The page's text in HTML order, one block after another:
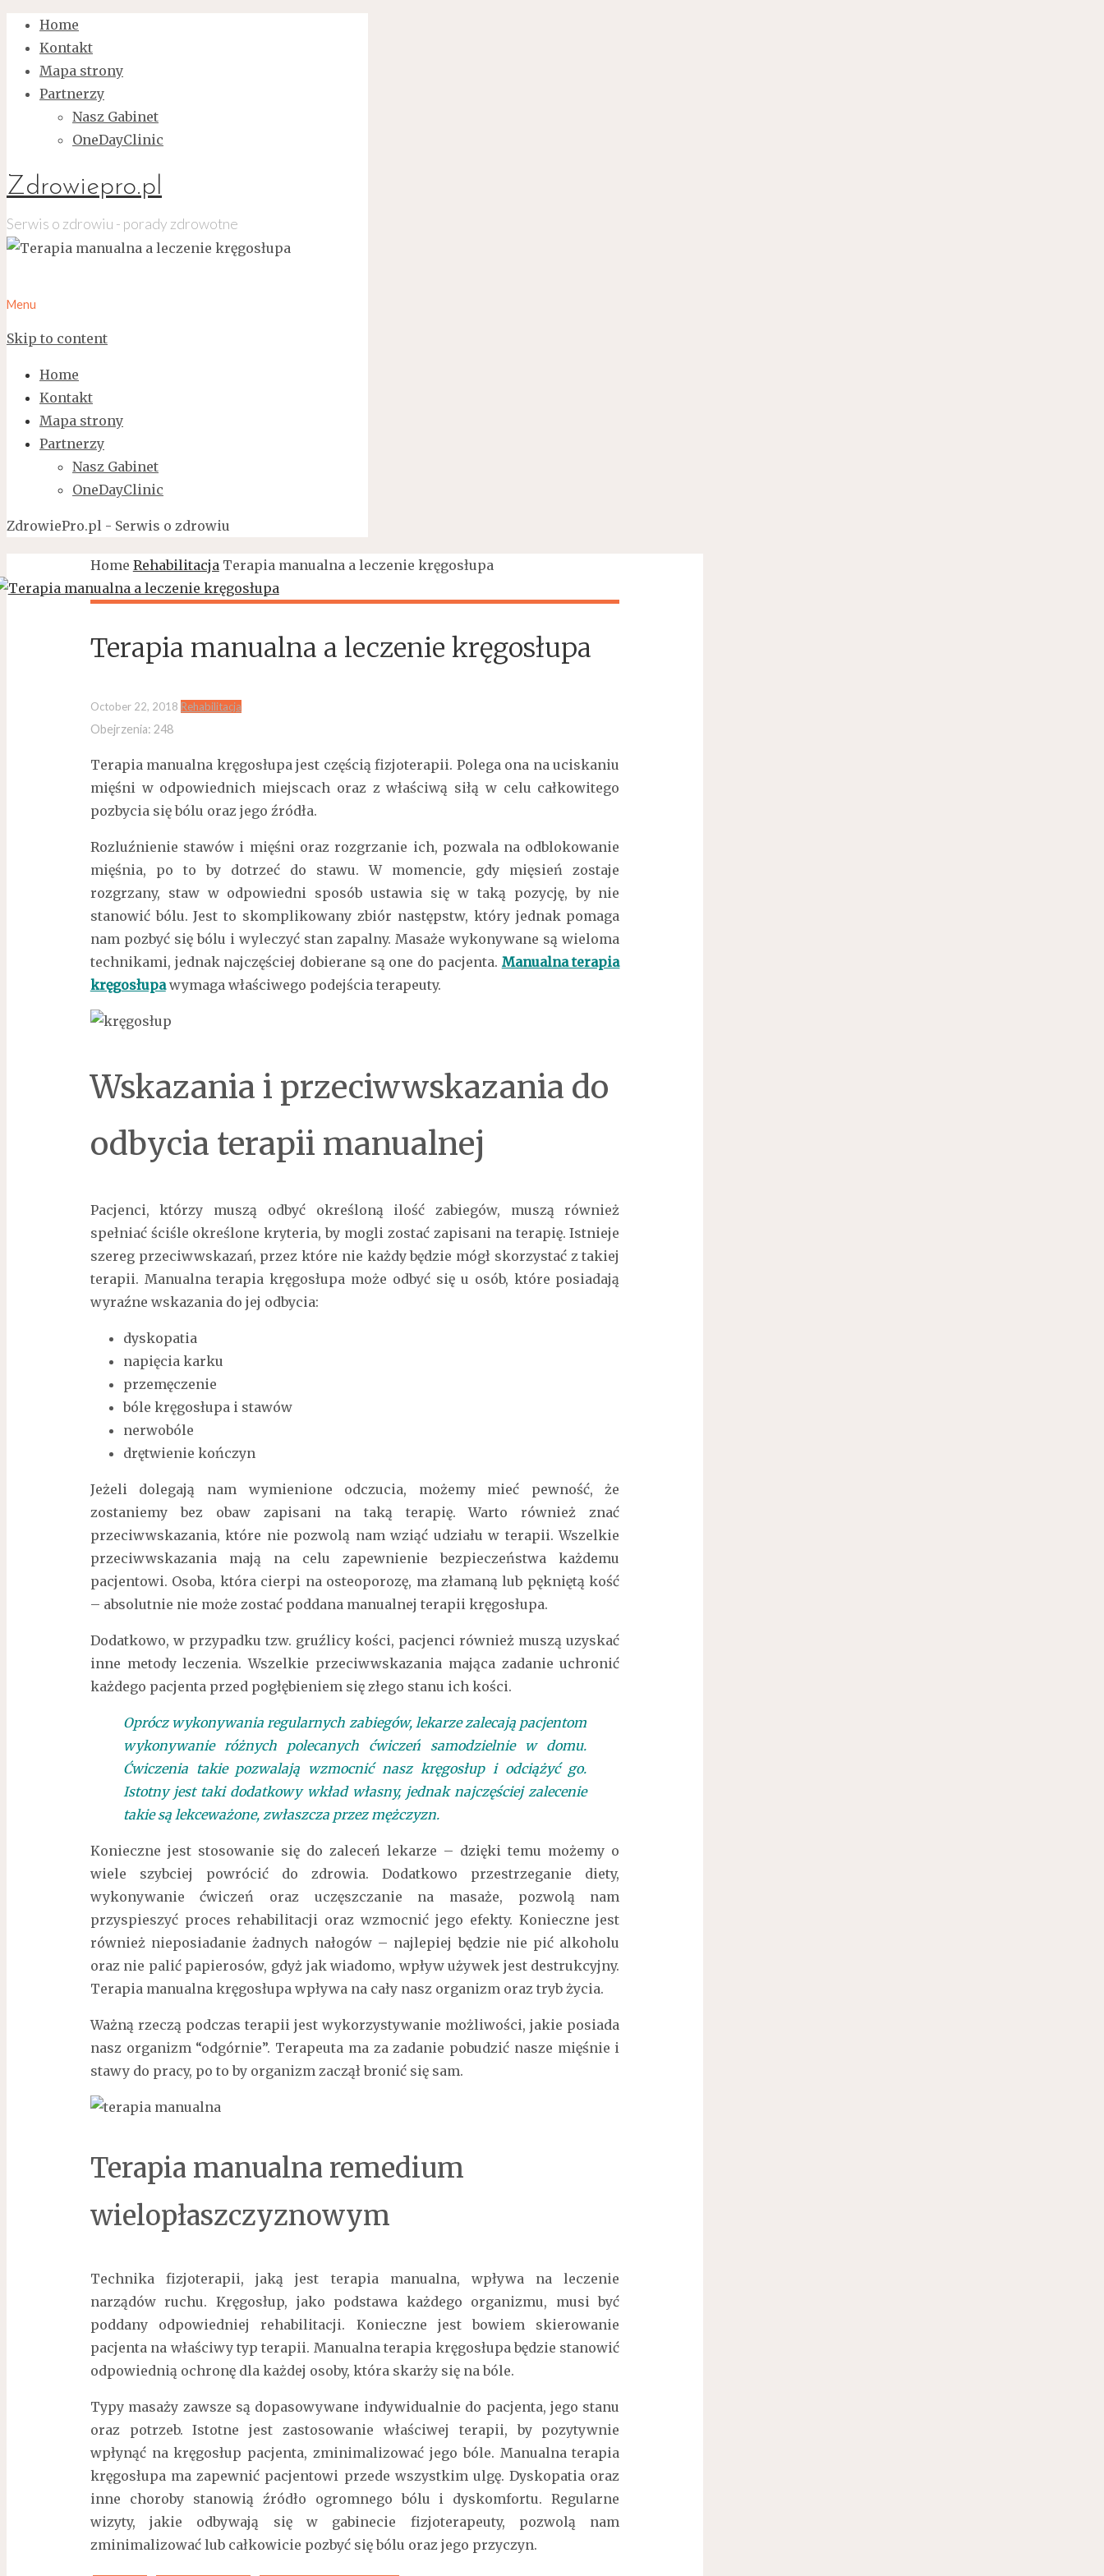
Home
Kontakt
Mapa strony
Partnerzy
Nasz Gabinet
OneDayClinic
Zdrowiepro.pl
Serwis o zdrowiu - porady zdrowotne
Menu
Skip to content
Home
Kontakt
Mapa strony
Partnerzy
Nasz Gabinet
OneDayClinic
ZdrowiePro.pl - Serwis o zdrowiu
Home Rehabilitacja Terapia manualna a leczenie kręgosłupa
Terapia manualna a leczenie kręgosłupa
October 22, 2018 Rehabilitacja
Obejrzenia: 248
Terapia manualna kręgosłupa jest częścią fizjoterapii. Polega ona na uciskaniu
mięśni w odpowiednich miejscach oraz z właściwą siłą w celu całkowitego
pozbycia się bólu oraz jego źródła.
Rozluźnienie stawów i mięśni oraz rozgrzanie ich, pozwala na odblokowanie
mięśnia, po to by dotrzeć do stawu. W momencie, gdy mięsień zostaje
rozgrzany, staw w odpowiedni sposób ustawia się w taką pozycję, by nie
stanowić bólu. Jest to skomplikowany zbiór następstw, który jednak pomaga
nam pozbyć się bólu i wyleczyć stan zapalny. Masaże wykonywane są wieloma
technikami, jednak najczęściej dobierane są one do pacjenta. Manualna terapia
kręgosłupawymaga właściwego podejścia terapeuty.
Wskazania i przeciwwskazania do
odbycia terapii manualnej
Pacjenci, którzy muszą odbyć określoną ilość zabiegów, muszą również
spełniać ściśle określone kryteria, by mogli zostać zapisani na terapię. Istnieje
szereg przeciwwskazań, przez które nie każdy będzie mógł skorzystać z takiej
terapii. Manualna terapia kręgosłupa może odbyć się u osób, które posiadają
wyraźne wskazania do jej odbycia:
dyskopatia
napięcia karku
przemęczenie
bóle kręgosłupa i stawów
nerwobóle
drętwienie kończyn
Jeżeli dolegają nam wymienione odczucia, możemy mieć pewność, że
zostaniemy bez obaw zapisani na taką terapię. Warto również znać
przeciwwskazania, które nie pozwolą nam wziąć udziału w terapii. Wszelkie
przeciwwskazania mają na celu zapewnienie bezpieczeństwa każdemu
pacjentowi. Osoba, która cierpi na osteoporozę, ma złamaną lub pękniętą kość
– absolutnie nie może zostać poddana manualnej terapii kręgosłupa.
Dodatkowo, w przypadku tzw. gruźlicy kości, pacjenci również muszą uzyskać
inne metody leczenia. Wszelkie przeciwwskazania mająca zadanie uchronić
każdego pacjenta przed pogłębieniem się złego stanu ich kości.
Oprócz wykonywania regularnych zabiegów, lekarze zalecają pacjentom
wykonywanie różnych polecanych ćwiczeń samodzielnie w domu.
Ćwiczenia takie pozwalają wzmocnić nasz kręgosłup i odciążyć go.
Istotny jest taki dodatkowy wkład własny, jednak najczęściej zalecenie
takie są lekceważone, zwłaszcza przez mężczyzn.
Konieczne jest stosowanie się do zaleceń lekarze – dzięki temu możemy o
wiele szybciej powrócić do zdrowia. Dodatkowo przestrzeganie diety,
wykonywanie ćwiczeń oraz uczęszczanie na masaże, pozwolą nam
przyspieszyć proces rehabilitacji oraz wzmocnić jego efekty. Konieczne jest
również nieposiadanie żadnych nałogów – najlepiej będzie nie pić alkoholu
oraz nie palić papierosów, gdyż jak wiadomo, wpływ używek jest destrukcyjny.
Terapia manualna kręgosłupa wpływa na cały nasz organizm oraz tryb życia.
Ważną rzeczą podczas terapii jest wykorzystywanie możliwości, jakie posiada
nasz organizm “odgórnie”. Terapeuta ma za zadanie pobudzić nasze mięśnie i
stawy do pracy, po to by organizm zaczął bronić się sam.
Terapia manualna remedium
wielopłaszczyznowym
Technika fizjoterapii, jaką jest terapia manualna, wpływa na leczenie
narządów ruchu. Kręgosłup, jako podstawa każdego organizmu, musi być
poddany odpowiedniej rehabilitacji. Konieczne jest bowiem skierowanie
pacjenta na właściwy typ terapii. Manualna terapia kręgosłupa będzie stanowić
odpowiednią ochronę dla każdej osoby, która skarży się na bóle.
Typy masaży zawsze są dopasowywane indywidualnie do pacjenta, jego stanu
oraz potrzeb. Istotne jest zastosowanie właściwej terapii, by pozytywnie
wpłynąć na kręgosłup pacjenta, zminimalizować jego bóle. Manualna terapia
kręgosłupa ma zapewnić pacjentowi przede wszystkim ulgę. Dyskopatia oraz
inne choroby stanowią źródło ogromnego bólu i dyskomfortu. Regularne
wizyty, jakie odbywają się w gabinecie fizjoterapeuty, pozwolą nam
zminimalizować lub całkowicie pozbyć się bólu oraz jego przyczyn.